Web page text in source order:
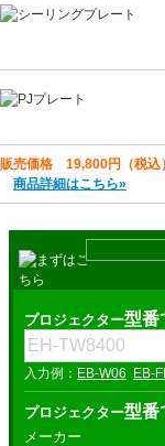
販売価格 19,800円（税込
商品詳細はこちら»
プロジェクター型番
EB-W06 EB-
プロジェクター型番
メーカー